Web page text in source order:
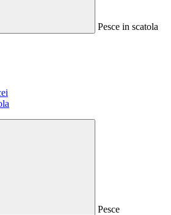
Pesce in scatola
Pesce